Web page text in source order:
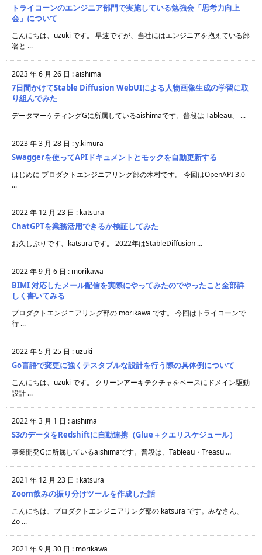
トライコーンのエンジニア部門で実施している勉強会「思考力向上
会」について
こんにちは、uzuki です。 早速ですが、当社にはエンジニアを抱えている部
署と ...
2023 年 6 月 26 日 :aishima
7日間かけてStable Diffusion WebUIによる人物画像生成の学習に取
り組んでみた
データマーケティングGに所属しているaishimaです。普段は Tableau、 ...
2023 年 3 月 28 日 :y.kimura
Swaggerを使ってAPIドキュメントとモックを自動更新する
はじめに プロダクトエンジニアリング部の木村です。 今回はOpenAPI 3.0
...
2022 年 12 月 23 日 : katsura
ChatGPTを業務活用できるか検証してみた
お久しぶりです、katsuraです。 2022年はStableDiffusion ...
2022 年 9 月 6 日 : morikawa
BIMI 対応したメール配信を実際にやってみたのでやったこと全部詳
しく書いてみる
プロダクトエンジニアリング部の morikawa です。 今回はトライコーンで
行 ...
2022 年 5 月 25 日 : uzuki
Go言語で変更に強くテスタブルな設計を行う際の具体例について
こんにちは、uzuki です。 クリーンアーキテクチャをベースにドメイン駆動
設計 ...
2022 年 3 月 1 日 :aishima
S3のデータをRedshiftに自動連携（Glue＋クエリスケジュール）
事業開発Gに所属しているaishimaです。普段は、Tableau・Treasu ...
2021 年 12 月 23 日 : katsura
Zoom飲みの振り分けツールを作成した話
こんにちは、プロダクトエンジニアリング部の katsura です。みなさん、
Zo ...
2021 年 9 月 30 日 : morikawa